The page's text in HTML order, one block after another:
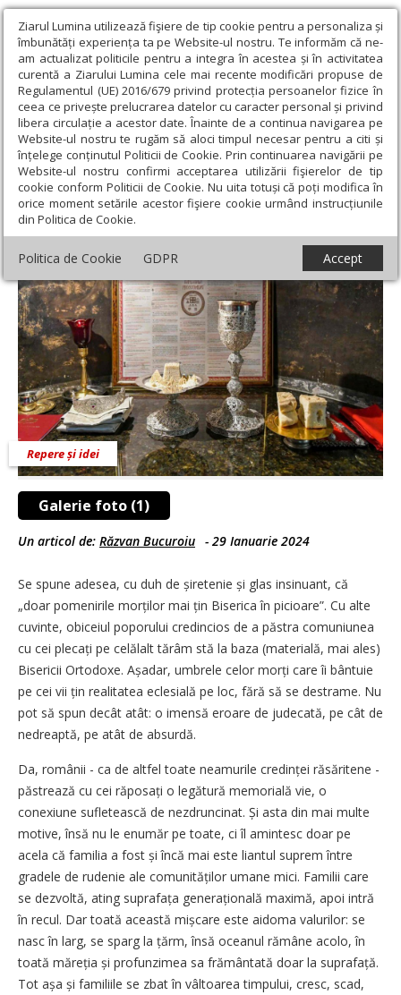
Ziarul Lumina utilizează fişiere de tip cookie pentru a personaliza și
îmbunătăți experiența ta pe Website-ul nostru. Te informăm că ne-
am actualizat politicile pentru a integra în acestea și în activitatea
curentă a Ziarului Lumina cele mai recente modificări propuse de
Regulamentul (UE) 2016/679 privind protecția persoanelor fizice în
ceea ce privește prelucrarea datelor cu caracter personal și privind
libera circulație a acestor date. Înainte de a continua navigarea pe
Website-ul nostru te rugăm să aloci timpul necesar pentru a citi și
înțelege conținutul Politicii de Cookie. Prin continuarea navigării pe
Website-ul nostru confirmi acceptarea utilizării fişierelor de tip
cookie conform Politicii de Cookie. Nu uita totuși că poți modifica în
orice moment setările acestor fişiere cookie urmând instrucțiunile
din Politica de Cookie.
Politica de Cookie GDPR Accept
Ziarul Lumina › Opinii › Repere și idei › Morții noștri, avangarda
veșniciei tuturor
Morții noștri, avangarda veșniciei tuturor
Galerie foto (1)
Repere și idei
Un articol de: Răzvan Bucuroiu - 29 Ianuarie 2024
Se spune adesea, cu duh de șiretenie și glas insinuant, că
„doar pomenirile morți­lor mai țin Biserica în picioare”. Cu alte
cuvinte, obiceiul poporului credincios de a păstra comuniunea
cu cei plecați pe celălalt tărâm stă la baza (materială, mai ales)
Bisericii Ortodoxe. Așadar, umbrele celor morți care îi bântuie
pe cei vii țin realitatea eclesială pe loc, fără să se destrame. Nu
pot să spun decât atât: o imensă eroare de judecată, pe cât de
nedreaptă, pe atât de absurdă.
Da, românii - ca de altfel toate neamurile credinței răsăritene -
păstrează cu cei răposați o legătură memorială vie, o
conexiune sufletească de nezdruncinat. Și asta din mai multe
motive, însă nu le enumăr pe toate, ci îl amintesc doar pe
acela că familia a fost și încă mai este liantul suprem între
gradele de rudenie ale comunităților umane mici. Familii care
se dezvoltă, ating suprafața generațională maximă, apoi intră
în recul. Dar toată această mișcare este aidoma valurilor: se
nasc în larg, se sparg la țărm, însă oceanul rămâne acolo, în
toată măreția și profunzimea sa frământată doar la suprafață.
Tot așa și familiile se zbat în vâltoarea timpului, cresc, scad,